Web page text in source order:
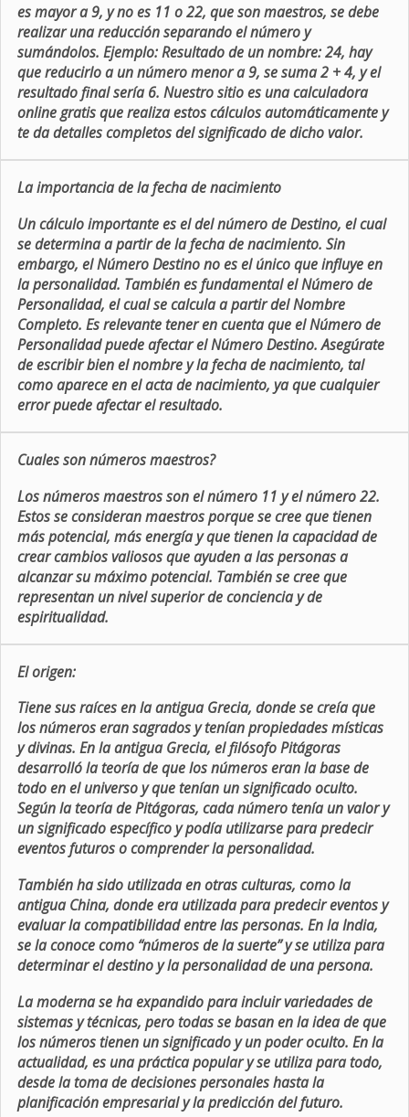
es mayor a 9, y no es 11 o 22, que son maestros, se debe
realizar una reducción separando el número y
sumándolos. Ejemplo: Resultado de un nombre: 24, hay
que reducirlo a un número menor a 9, se suma 2 + 4, y el
resultado final sería 6. Nuestro sitio es una calculadora
online gratis que realiza estos cálculos automáticamente y
te da detalles completos del significado de dicho valor.
La importancia de la fecha de nacimiento
Un cálculo importante es el del número de Destino, el cual
se determina a partir de la fecha de nacimiento. Sin
embargo, el Número Destino no es el único que influye en
la personalidad. También es fundamental el Número de
Personalidad, el cual se calcula a partir del Nombre
Completo. Es relevante tener en cuenta que el Número de
Personalidad puede afectar el Número Destino. Asegúrate
de escribir bien el nombre y la fecha de nacimiento, tal
como aparece en el acta de nacimiento, ya que cualquier
error puede afectar el resultado.
Cuales son números maestros?
Los números maestros son el número 11 y el número 22.
Estos se consideran maestros porque se cree que tienen
más potencial, más energía y que tienen la capacidad de
crear cambios valiosos que ayuden a las personas a
alcanzar su máximo potencial. También se cree que
representan un nivel superior de conciencia y de
espiritualidad.
El origen:
Tiene sus raíces en la antigua Grecia, donde se creía que
los números eran sagrados y tenían propiedades místicas
y divinas. En la antigua Grecia, el filósofo Pitágoras
desarrolló la teoría de que los números eran la base de
todo en el universo y que tenían un significado oculto.
Según la teoría de Pitágoras, cada número tenía un valor y
un significado específico y podía utilizarse para predecir
eventos futuros o comprender la personalidad.
También ha sido utilizada en otras culturas, como la
antigua China, donde era utilizada para predecir eventos y
evaluar la compatibilidad entre las personas. En la India,
se la conoce como “números de la suerte” y se utiliza para
determinar el destino y la personalidad de una persona.
La moderna se ha expandido para incluir variedades de
sistemas y técnicas, pero todas se basan en la idea de que
los números tienen un significado y un poder oculto. En la
actualidad, es una práctica popular y se utiliza para todo,
desde la toma de decisiones personales hasta la
planificación empresarial y la predicción del futuro.